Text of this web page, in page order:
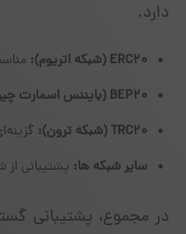
دارد.
ERC20 (شبکه اتریوم):
BEP20 (بایننس اسمارت چین):
TRC20 (شبکه ترون):
سایر شبکه ها: پشتیبانی از
در مجموع، پشتیبانی